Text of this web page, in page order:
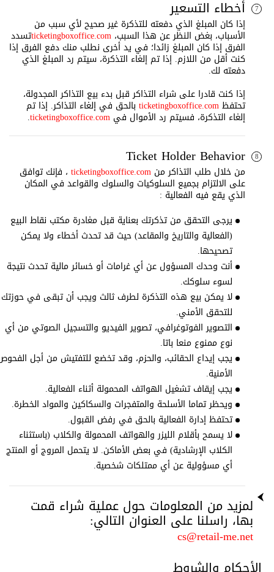
7 أخطاء التسعير
إذا كان المبلغ الذي دفعته للتذكرة غير صحيح لأي سبب من
الأسباب، بغض النظر عن هذا السبب، ticketingboxoffice.comتسدد
الفرق إذا كان المبلغ زائدا؛ في يد أخرى نطلب منك دفع الفرق إذا
كنت أقل من اللازم. إذا تم إلغاء التذكرة، سيتم رد المبلغ الذي
دفعته لك.
إذا كنت قادرا على شراء التذاكر قبل بدء بيع التذاكر المجدولة،
تحتفظticketingboxoffice.com بالحق في إلغاء التذاكر. إذا تم
إلغاء التذكرة، فسيتم رد الأموال في ticketingboxoffice.com
.
8
Ticket Holder Behavior
من خلال طلب التذاكر من ticketingboxoffice.com ، فإنك توافق
على الالتزام بجميع السلوكيات والسلوك والقواعد في المكان
الذي يقع فيه الفعالية :
يرجى التحقق من تذكرتك بعناية قبل مغادرة مكتب نقاط البيع
(الفعالية والتاريخ والمقاعد) حيث قد تحدث أخطاء ولا يمكن
تصحيحها.
أنت وحدك المسؤول عن أي غرامات أو خسائر مالية تحدث نتيجة
لسوء سلوكك.
لا يمكن بيع هذه التذكرة لطرف ثالث ويجب أن تبقى في حوزتك
للتحقق الأمني.
التصوير الفوتوغرافي، تصوير الفيديو والتسجيل الصوتي من أي
نوع ممنوع منعا باتا.
يجب إيداع الحقائب، والحزم، وقد تخضع للتفتيش من أجل
الأمنية.
يجب إيقاف تشغيل الهواتف المحمولة أثناء الفعالية.
ويحظر تماما الأسلحة والمتفجرات والسكاكين والمواد الخطرة.
تحتفظ إدارة الفعالية بالحق في رفض القبول.
لا يسمح بأقلام الليزر والهواتف المحمولة والكلاب (باستثناء
الكلاب الإرشادية) في بعض الأماكن. لا يتحمل المروج أو المنتج
أي مسؤولية عن أي ممتلكات شخصية.
لمزيد من المعلومات حول عملية شراء قمت
بها، راسلنا على العنوان التالي:
cs@retail-me.net